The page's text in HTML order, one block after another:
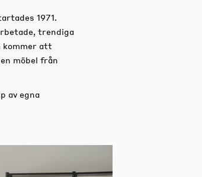
1971.
trendiga
kommer att
möbel från
av egna